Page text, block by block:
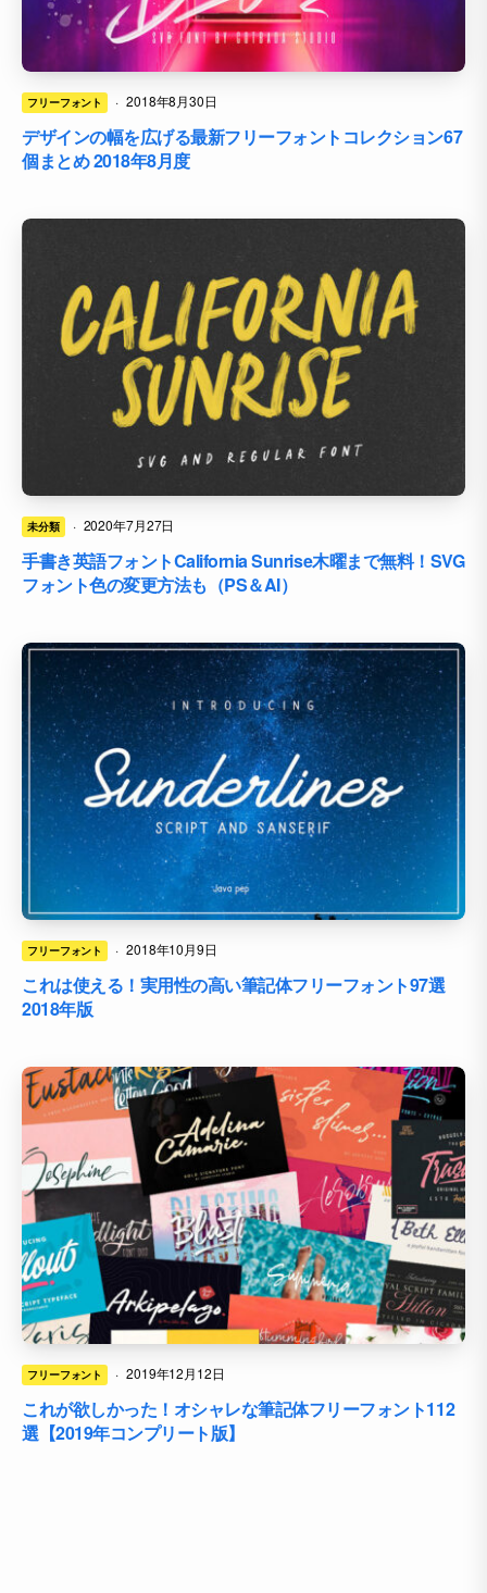
フリーフォント · 2018年8月30日
デザインの幅を広げる最新フリーフォントコレクション67
個まとめ 2018年8月度
未分類 · 2020年7月27日
手書き英語フォントCalifornia Sunrise木曜まで無料！SVG
フォント色の変更方法も（PS＆AI）
フリーフォント · 2018年10月9日
これは使える！実用性の高い筆記体フリーフォント97選
2018年版
フリーフォント · 2019年12月12日
これが欲しかった！オシャレな筆記体フリーフォント112
選【2019年コンプリート版】